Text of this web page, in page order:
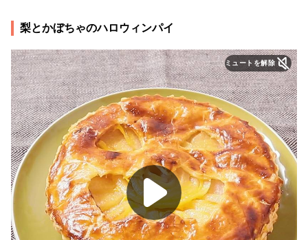
梨とかぼちゃのハロウィンパイ
ミュートを解除